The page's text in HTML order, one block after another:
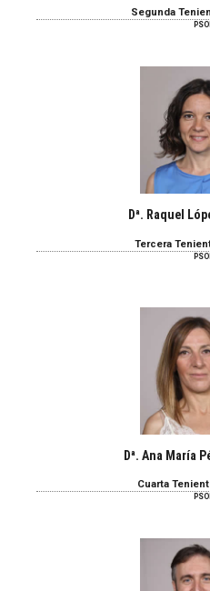
Segunda
Dª. Raquel
Tercera
Dª. Ana María
Cuarta